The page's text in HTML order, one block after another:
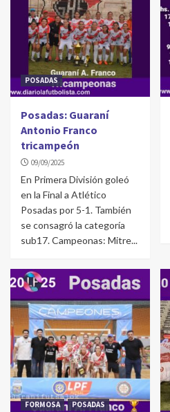
POSADAS
Posadas: Guaraní
Antonio Franco
tricampeón
09/09/2025
En Primera División goleó
en la Final a Atlético
Posadas por 5-1. También
se consagró la categoría
sub17. Campeonas: Mitre...
FORMOSA POSADAS